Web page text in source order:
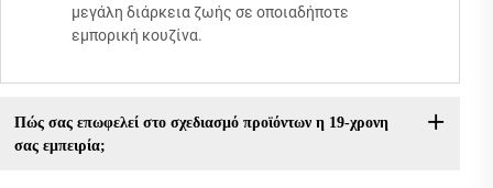
μεγάλη διάρκεια ζωής σε οποιαδήποτε
εμπορική κουζίνα.
Πώς σας επωφελεί στο σχεδιασμό προϊόντων η 19-χρονη
σας εμπειρία;